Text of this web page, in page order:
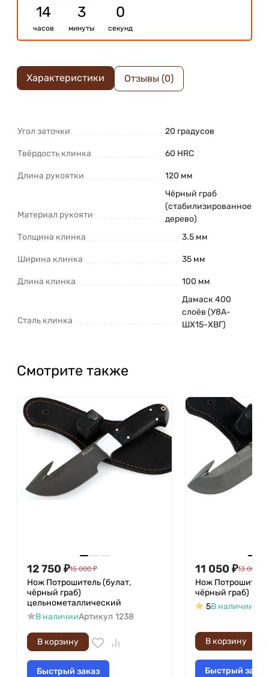
14
часов
3
минуты
0
секунд
Характеристики Отзывы (0)
Угол заточки 20 градусов
Твёрдость клинка 60 HRC
Длина рукоятки 120 мм
Материал рукояти
Чёрный граб
(стабилизированное
дерево)
Толщина клинка
3.5 мм
Ширина клинка 35 мм
Длина клинка 100 мм
Сталь клинка
Дамаск 400
слоёв (У8А-
ШХ15-ХВГ)
Смотрите также
12 750 ₽15 000 ₽
Нож Потрошитель (булат,
чёрный граб)
цельнометаллический
В наличииАртикул 1238
В корзину
Быстрый заказ
11 050 ₽13 000
Нож Потрошитель
чёрный граб)
5В наличии
В корзину
Быстрый заказ